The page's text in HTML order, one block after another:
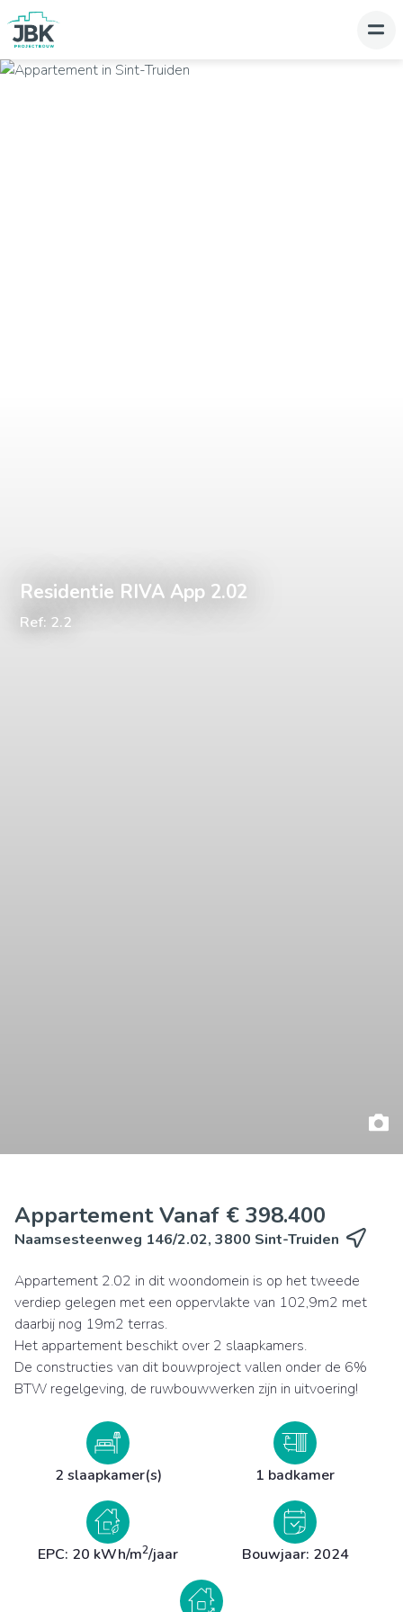
Residentie RIVA App 2.02
Ref: 2.2
Appartement Vanaf € 398.400
Naamsesteenweg 146/2.02, 3800 Sint-Truiden
Appartement 2.02 in dit woondomein is op het tweede
verdiep gelegen met een oppervlakte van 102,9m2 met
daarbij nog 19m2 terras.
Het appartement beschikt over 2 slaapkamers.
De constructies van dit bouwproject vallen onder de 6%
BTW regelgeving, de ruwbouwwerken zijn in uitvoering!
2 slaapkamer(s) 1 badkamer
EPC: 20 kWh/m2/jaar Bouwjaar: 2024